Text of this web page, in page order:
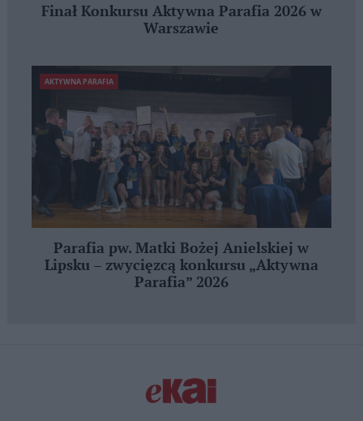
Finał Konkursu Aktywna Parafia 2026 w
Warszawie
AKTYWNA PARAFIA
Parafia pw. Matki Bożej Anielskiej w
Lipsku – zwycięzcą konkursu „Aktywna
Parafia” 2026